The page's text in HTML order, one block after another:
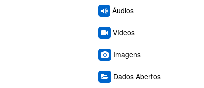
Áudios
Vídeos
Imagens
Dados Abertos